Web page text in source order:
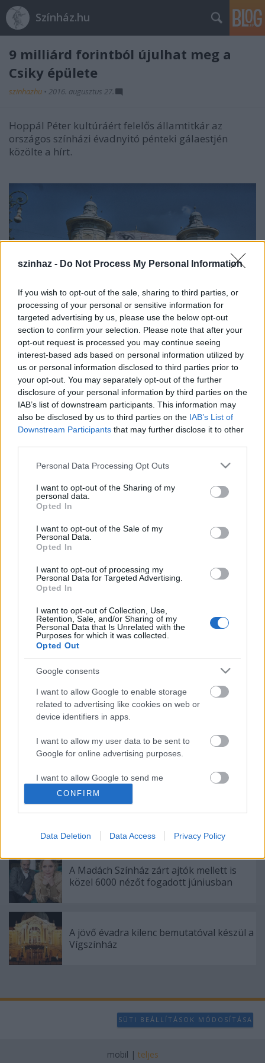
szinhaz - Do Not Process My Personal Information
If you wish to opt-out of the sale, sharing to third parties, or
processing of your personal or sensitive information for
targeted advertising by us, please use the below opt-out
section to confirm your selection. Please note that after your
opt-out request is processed you may continue seeing
interest-based ads based on personal information utilized by
us or personal information disclosed to third parties prior to
your opt-out. You may separately opt-out of the further
disclosure of your personal information by third parties on the
IAB’s list of downstream participants. This information may
also be disclosed by us to third parties on the IAB’s List of
Downstream Participants that may further disclose it to other
Please note that this website/app uses one or more Google
not limited to your visit or usage behaviour. You may click to
grant or deny consent to Google and its third-party tags to
use your data for below specified purposes in below Google
consent section.
Personal Data Processing Opt Outs
I want to opt-out of the Sharing of my
personal data.
Opted In
I want to opt-out of the Sale of my
Personal Data.
Opted In
I want to opt-out of processing my
Personal Data for Targeted Advertising.
Opted In
I want to opt-out of Collection, Use,
Retention, Sale, and/or Sharing of my
Personal Data that Is Unrelated with the
Purposes for which it was collected.
Opted Out
Google consents
I want to allow Google to enable storage
related to advertising like cookies on web or
device identifiers in apps.
I want to allow my user data to be sent to
Google for online advertising purposes.
I want to allow Google to send me
personalized advertising.
I want to allow Google to enable storage
device identifiers in apps.
I want to allow Google to enable storage
related to functionality of the website or app.
I want to allow Google to enable storage
related to personalization.
I want to allow Google to enable storage
related to security, including authentication
functionality and fraud prevention, and other
CONFIRM
Data Deletion Data Access Privacy Policy
Színház.hu
9 milliárd forintból újulhat meg a
Csiky épülete
szinhazhu • 2016. augusztus 27.
Hoppál Péter kultúráért felelős államtitkár az
országos színházi évadnyitó pénteki gálaestjén
közölte a hírt.
"Ahogy a színháznak is minden időben meg kell
találnia az aktuális utat a közönségéhez, úgy a
színházépületek, az infrastruktúra modernizációja
sem maradhat el" - fogalmazott az államtitkár,
hozzátéve, hogy a lehetőségek idejét éljük, amikor
"az alkotó munka sosem látott szabadsága mellett
most egyszerre áll rendelkezésre a pénz, az akarat és
a lehetőség is arra, hogy az építkezés és gyarapodás
időszaka hosszú távú fejlődést hozzon a kulturális
szféra területén és a színházi szakma számára is".
Ajánlott bejegyzések:
Nagy sikerrel zárult a Veszprémi Petőfi
Színház érzékenyítő fesztiválja
Ősszel érkezik az Infinite Dance Festival
Sodró Eliza: "Színészként a katarzist nem
A Madách Színház zárt ajtók mellett is
közel 6000 nézőt fogadott júniusban
A jövő évadra kilenc bemutatóval készül a
Vígszínház
SÜTI BEÁLLÍTÁSOK MÓDOSÍTÁSA
mobil | teljes